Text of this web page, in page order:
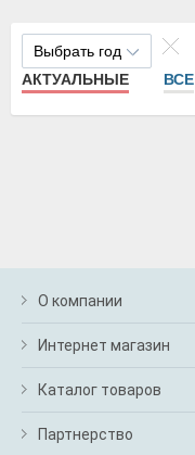
Выбрать год
АКТУАЛЬНЫЕ
ВСЕ
О компании
Интернет магазин
Каталог товаров
Партнерство